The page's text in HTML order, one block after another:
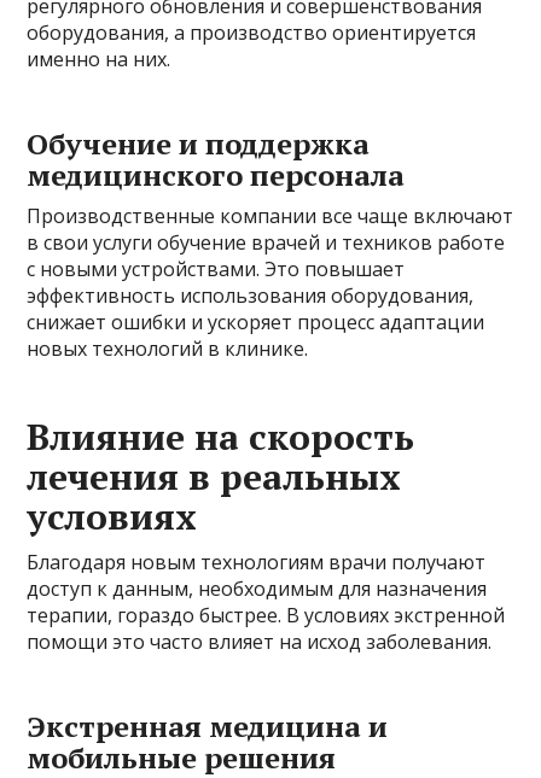
регулярного обновления и совершенствования
оборудования, а производство ориентируется
именно на них.
Обучение и поддержка
медицинского персонала
Производственные компании все чаще включают
в свои услуги обучение врачей и техников работе
с новыми устройствами. Это повышает
эффективность использования оборудования,
снижает ошибки и ускоряет процесс адаптации
новых технологий в клинике.
Влияние на скорость
лечения в реальных
условиях
Благодаря новым технологиям врачи получают
доступ к данным, необходимым для назначения
терапии, гораздо быстрее. В условиях экстренной
помощи это часто влияет на исход заболевания.
Экстренная медицина и
мобильные решения